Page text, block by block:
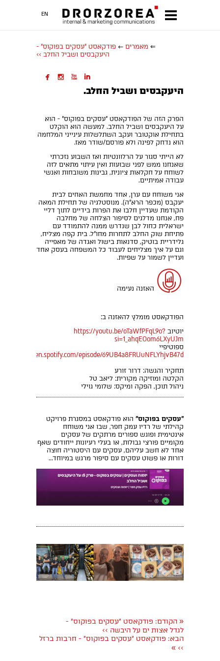
EN
⇐ מאמרים ← פודקאסט "עסקים בפוקוס" -
היעקבסים ושביל החלב >>
   
היעקבסים ושביל החלב.
הפרק הזה של הפודקאסט "עסקים בפוקוס" - הוא
על היעקבסים ושביל החלב. למעשה הוא הוקלט
בתחילת אוקטובר ועקב השתלשלות עינייני המלחמה
הוא נדחק לפינה ולא פורסם/שודר מאז.
לא הייתי סגור על הרלוונטיות ואז השבוע נזכרתי
שאנחנו ממש לפני שבועות ואין עיתוי מתאים לזה
לשוחח על חקלאות ציונית, גבינות משובחות ואנשי
עבודה אמיתיים.
אני משוחח עם ערן, אחד מחמשת האחים לבית
יעקבס (מכפר הרא"ה). מנוסטלגיה של תחילת המאה
הקודמת שעדיין חלבו את הפרות בידיים לתוך דליי
פח, אנחנו מדלגים לסיפור הצלחה של מחלבה
ישראלית כחול לבן שנדרש ממנה להתמודד עם
פתיחת שוק החלב לתחרות מחו"ל. בית קפה מצליח,
גלידריית בוטיק, סדנאות בישול ואגדה של מאפייה
וגם על איך מצליחים לעבוד כל המשפחה בעסק אחד
ועדיין לשמור על שפיות.
האזנה נעימה
הפודקאסט מומלץ להאזנה ב:
יוטיוב https://youtu.be/oTaWfPFqL9o?
si=1_ahqEOom6LXyUJm
ספוטיפיי
https://open.spotify.com/episode/69UB4a8FRUuNFLYhjvB47d
תחקיר והגשה: דרור זורע
הקלטה ומוזיקה מקורית: ליאב טל
ניהול תוכן, הפקה ומיקס: שלומי גוילי
"עסקים בפוקוס" הוא פודקאסט במסגרת פרויקט
קהילתי של רדיו עמק חפר, שבו אני משוחח
אינטימית ופוגש ספורים מרתקים של עסקים
מקומיים פורצי גבולות, או בעלי רעיונות ייחודים שאף
אחד לא חשב עליהם, עסקים עם היסטוריה חוצה
דורות או פשוט עסקים עם סיפור מרגש במיוחד...
« הקודם: פודקאסט "עסקים בפוקוס" -
לגדל אצות ים על היבשה >>
הבא: פודקאסט "עסקים בפוקוס" - חרבות ברזל
>>
»